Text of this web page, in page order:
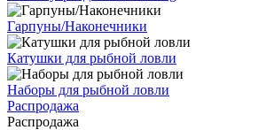
Гарпуны/Наконечники
Катушки для рыбной ловли
Наборы для рыбной ловли
Распродажа
Распродажа